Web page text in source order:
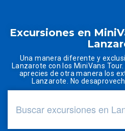
Excursiones en
Una manera diferente y
Lanzarote con los MiniVans
aprecies de otra manera los
Lanzarote. No